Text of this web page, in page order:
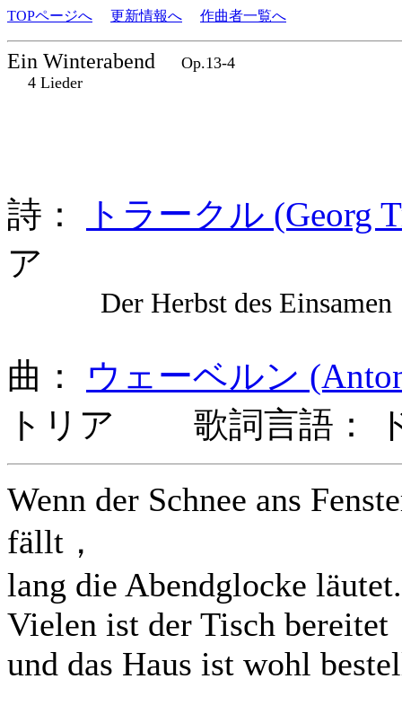
TOPページへ 更新情報へ 作曲者一覧へ
Ein Winterabend
Op.13-4
4 Lieder
詩：
トラークル (Georg
ア
Der Herbst des
曲： ウェーベルン
トリア 歌詞言語：
Wenn der Schnee ans
fällt，
lang die Abendglocke läutet.
Vielen ist der Tisch bereitet
und das Haus ist wohl